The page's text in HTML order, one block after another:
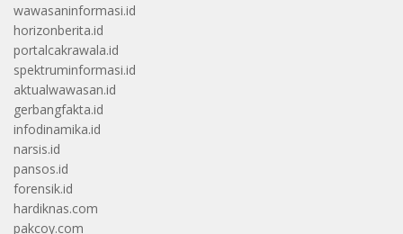
wawasaninformasi.id
horizonberita.id
portalcakrawala.id
spektruminformasi.id
aktualwawasan.id
gerbangfakta.id
infodinamika.id
narsis.id
pansos.id
forensik.id
hardiknas.com
pakcoy.com